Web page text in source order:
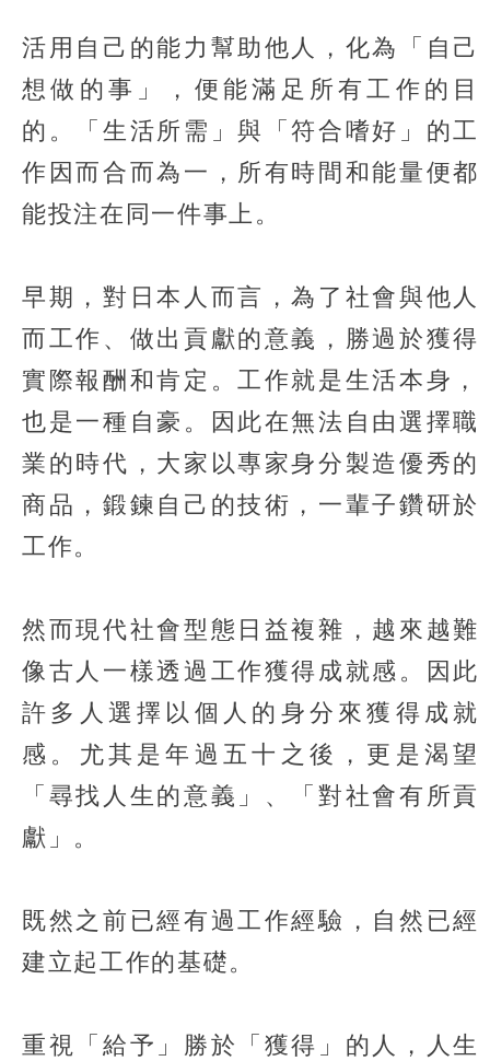
活用自己的能力幫助他人，化為「自己
想做的事」，便能滿足所有工作的目
的。「生活所需」與「符合嗜好」的工
作因而合而為一，所有時間和能量便都
能投注在同一件事上。
早期，對日本人而言，為了社會與他人
而工作、做出貢獻的意義，勝過於獲得
實際報酬和肯定。工作就是生活本身，
也是一種自豪。因此在無法自由選擇職
業的時代，大家以專家身分製造優秀的
商品，鍛鍊自己的技術，一輩子鑽研於
工作。
然而現代社會型態日益複雜，越來越難
像古人一樣透過工作獲得成就感。因此
許多人選擇以個人的身分來獲得成就
感。尤其是年過五十之後，更是渴望
「尋找人生的意義」、「對社會有所貢
獻」。
既然之前已經有過工作經驗，自然已經
建立起工作的基礎。
重視「給予」勝於「獲得」的人，人生